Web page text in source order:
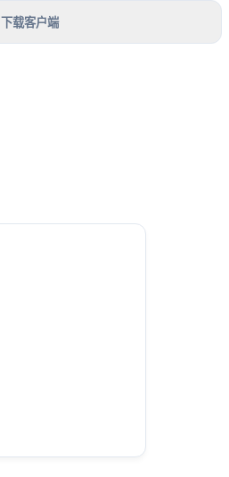
下载客户端